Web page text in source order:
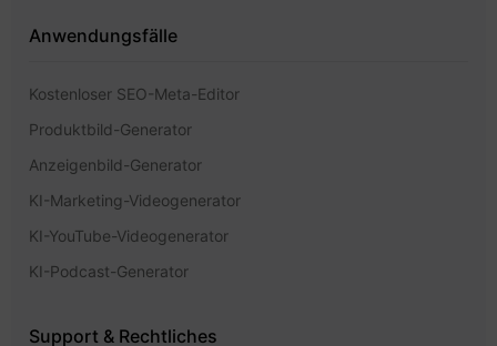
Anwendungsfälle
Kostenloser SEO-Meta-Editor
Produktbild-Generator
Anzeigenbild-Generator
KI-Marketing-Videogenerator
KI-YouTube-Videogenerator
KI-Podcast-Generator
Support & Rechtliches